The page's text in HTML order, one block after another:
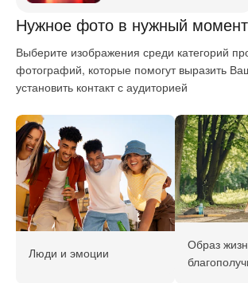
Нужное фото в нужный момент
Выберите изображения среди категорий
фотографий, которые помогут выразить
установить контакт с аудиторией
Люди и эмоции
Образ